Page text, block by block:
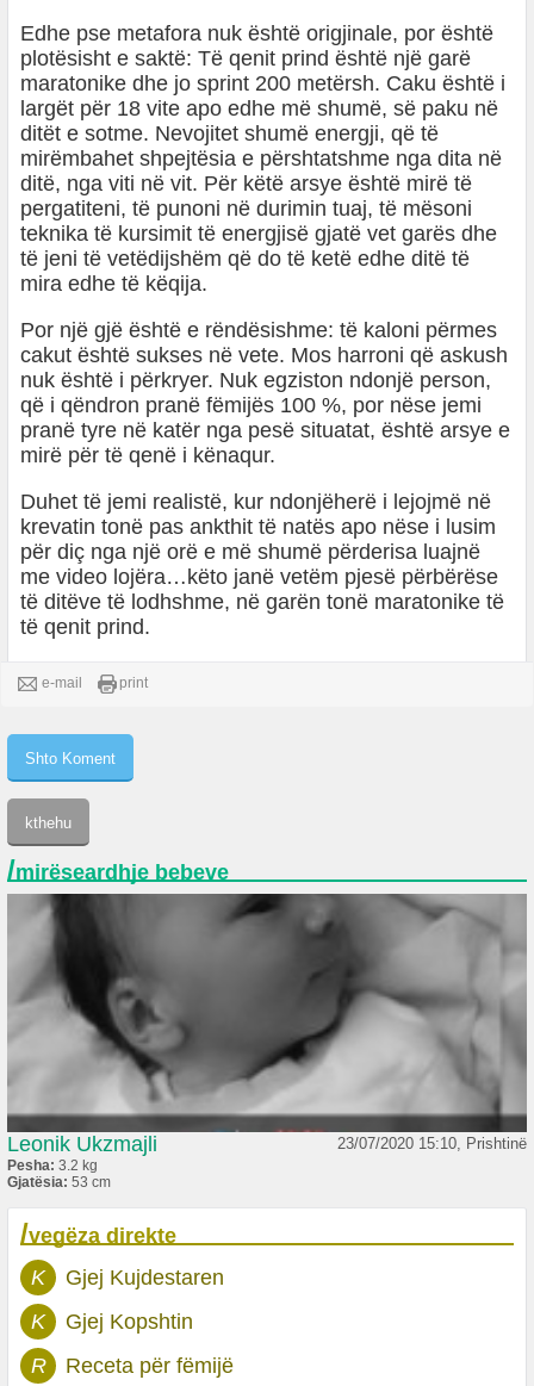
Edhe pse metafora nuk është origjinale, por është
plotësisht e saktë: Të qenit prind është një garë
maratonike dhe jo sprint 200 metërsh. Caku është i
largët për 18 vite apo edhe më shumë, së paku në
ditët e sotme. Nevojitet shumë energji, që të
mirëmbahet shpejtësia e përshtatshme nga dita në
ditë, nga viti në vit. Për këtë arsye është mirë të
pergatiteni, të punoni në durimin tuaj, të mësoni
teknika të kursimit të energjisë gjatë vet garës dhe
të jeni të vetëdijshëm që do të ketë edhe ditë të
mira edhe të këqija.
Por një gjë është e rëndësishme: të kaloni përmes
cakut është sukses në vete. Mos harroni që askush
nuk është i përkryer. Nuk egziston ndonjë person,
që i qëndron pranë fëmijës 100 %, por nëse jemi
pranë tyre në katër nga pesë situatat, është arsye e
mirë për të qenë i kënaqur.
Duhet të jemi realistë, kur ndonjëherë i lejojmë në
krevatin tonë pas ankthit të natës apo nëse i lusim
për diç nga një orë e më shumë përderisa luajnë
me video lojëra…këto janë vetëm pjesë përbërëse
të ditëve të lodhshme, në garën tonë maratonike të
të qenit prind.
e-mail print
/mirëseardhje bebeve
Leonik Ukzmajli 23/07/2020 15:10, Prishtinë
Pesha: 3.2 kg
Gjatësia: 53 cm
/vegëza direkte
K
Gjej Kujdestaren
K
Gjej Kopshtin
R
Receta për fëmijë